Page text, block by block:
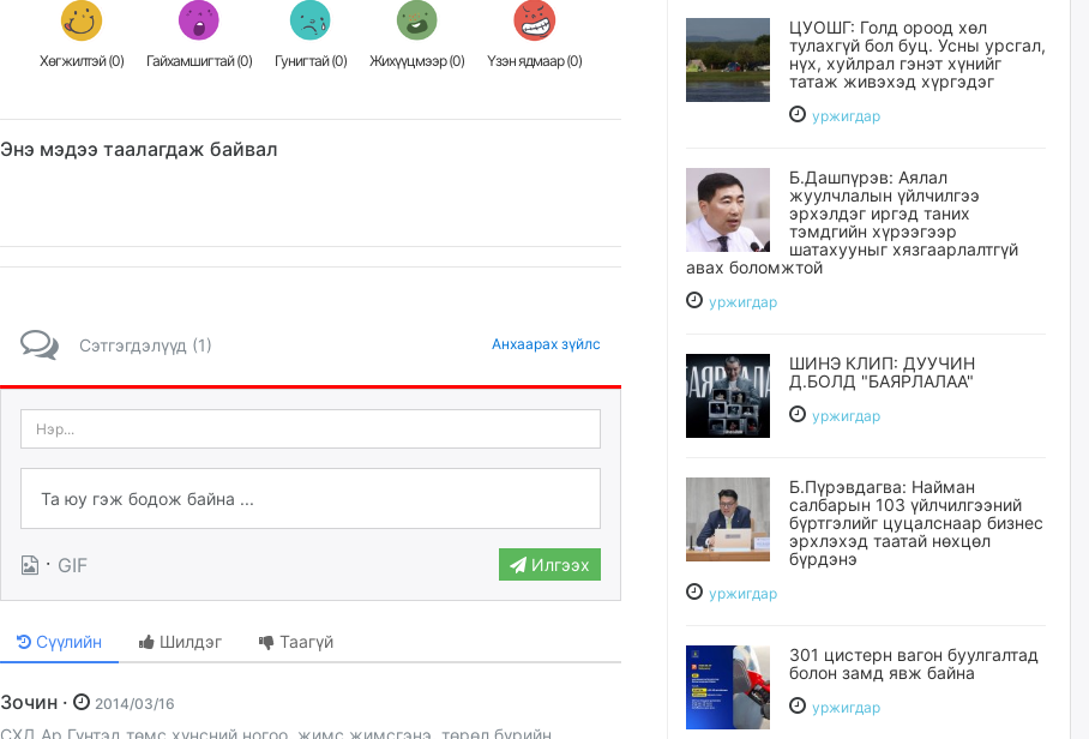
Хөгжилтэй (0) Гайхамшигтай (0) Гунигтай (0) Жихүүцмээр (0) Үзэн ядмаар (0)
Энэ мэдээ таалагдаж байвал
Сэтгэгдэлүүд (1) Анхаарах зүйлс
· GIF Илгээх
Сүүлийн Шилдэг Таагүй
Зочин · 2014/03/16
СХД Ар Гүнтэд төмс хүнсний ногоо, жимс жимсгэнэ, төрөл бүрийн
ЦУОШГ: Голд ороод хөл
тулахгүй бол буц. Усны урсгал,
нүх, хуйлрал гэнэт хүнийг
татаж живэхэд хүргэдэг
уржигдар
Б.Дашпүрэв: Аялал
жуулчлалын үйлчилгээ
эрхэлдэг иргэд таних
тэмдгийн хүрээгээр
шатахууныг хязгаарлалтгүй
авах боломжтой
уржигдар
ШИНЭ КЛИП: ДУУЧИН
Д.БОЛД "БАЯРЛАЛАА"
уржигдар
Б.Пүрэвдагва: Найман
салбарын 103 үйлчилгээний
бүртгэлийг цуцалснаар бизнес
эрхлэхэд таатай нөхцөл
бүрдэнэ
уржигдар
301 цистерн вагон буулгалтад
болон замд явж байна
уржигдар